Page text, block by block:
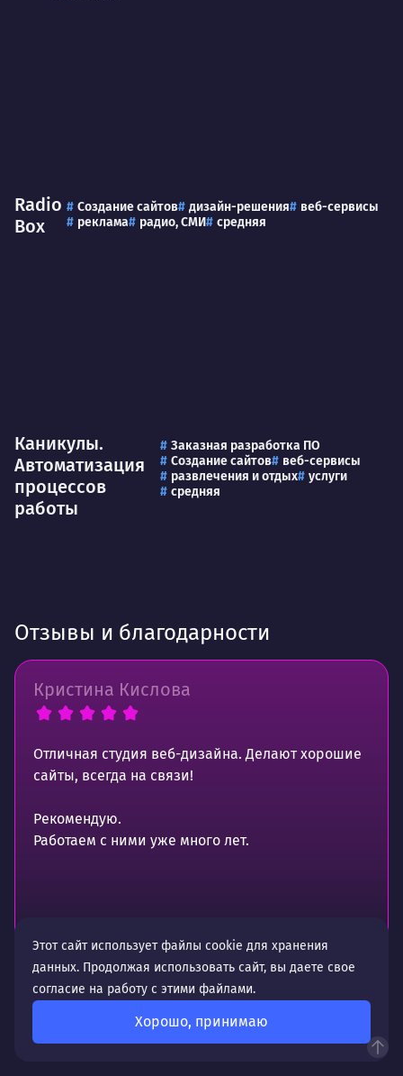
Radio
Box
Создание сайтов дизайн-решения
веб-сервисы
реклама
радио, СМИ средняя
Каникулы.
Автоматизация
процессов
работы
Заказная разработка ПО
Создание сайтов
веб-сервисы
развлечения и отдых
услуги
средняя
Отзывы и благодарности
Кристина Кислова
Отличная студия веб-дизайна. Делают хорошие
сайты, всегда на связи!
Рекомендую.
Работаем с ними уже много лет.
Этот сайт использует файлы cookie для хранения
данных. Продолжая использовать сайт, вы даете свое
согласие на работу с этими файлами.
Хорошо, принимаю